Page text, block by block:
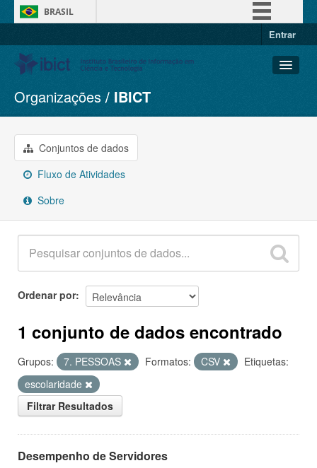
BRASIL
Entrar
Conjuntos de dados
Organizações
Grupos
Sobre
Organizações IBICT
Conjuntos de dados
Fluxo de Atividades
Sobre
Ordenar por
1 conjunto de dados encontrado
Grupos: 7. PESSOAS Formatos: CSV
Etiquetas:
escolaridade
Filtrar Resultados
Desempenho de Servidores